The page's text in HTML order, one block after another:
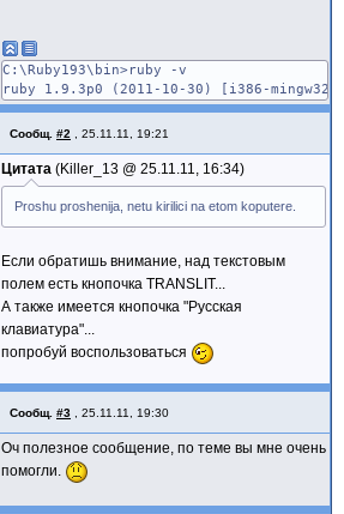
C:\Ruby193\bin>ruby -v
ruby 1.9.3p0 (2011-10-30) [i386-mingw32]
Сообщ. #2 25.11.11, 19:21
Цитата Killer_13 @ 25.11.11, 16:34
Proshu proshenija, netu kirilici na etom koputere.
Если обратишь внимание, над текстовым
полем есть кнопочка TRANSLIT...
А также имеется кнопочка "Русская
клавиатура"...
попробуй воспользоваться
Сообщ. #3 25.11.11, 19:30
Оч полезное сообщение, по теме вы мне очень
помогли.